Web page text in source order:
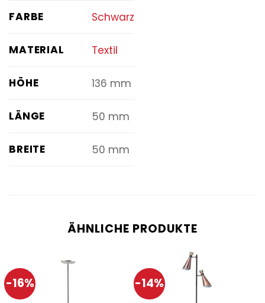
FARBE Schwarz
MATERIAL Textil
HÖHE 136 mm
LÄNGE 50 mm
BREITE 50 mm
ÄHNLICHE PRODUKTE
-16% -14%